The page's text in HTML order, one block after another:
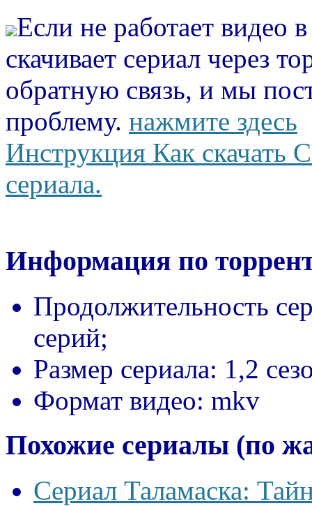
Если не работает видео
скачивает сериал через
обратную связь, и мы
проблему. нажмите здесь
Инструкция Как скачать
сериала.
Информация по
Продолжительность
серий;
Размер сериала: 1,2
Формат видео: mkv
Похожие сериалы (по
Сериал Таламаска: